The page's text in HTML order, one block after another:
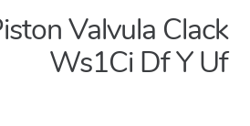
Valvula Clack
Ws1Ci Df Y Uf